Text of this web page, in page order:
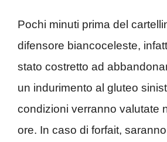
Pochi minuti prima del
difensore biancoceleste,
stato costretto ad
un indurimento al gluteo
condizioni verranno valutate
ore. In caso di forfait,